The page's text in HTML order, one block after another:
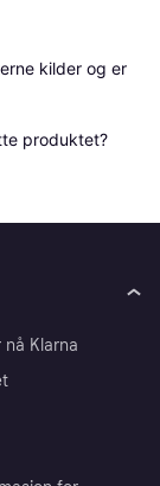
kilder og er
produktet?
nå Klarna